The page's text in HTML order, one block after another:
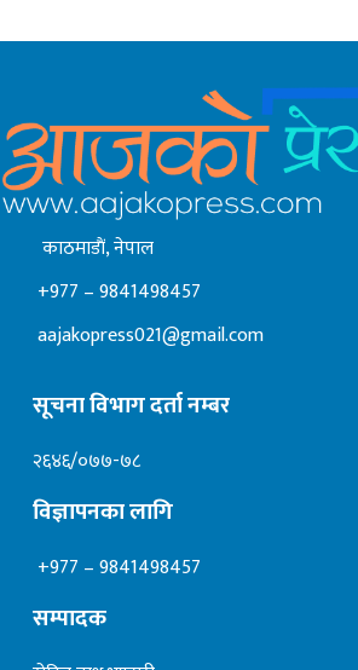
काठमाडाैं, नेपाल
+977 – 9841498457
aajakopress021@gmail.com
सूचना विभाग दर्ता नम्बर
२६४६/०७७-७८
विज्ञापनका लागि
+977 – 9841498457
सम्पादक